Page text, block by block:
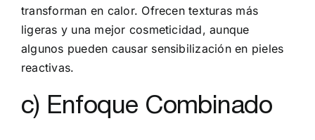
transforman en calor. Ofrecen texturas más
ligeras y una mejor cosmeticidad, aunque
algunos pueden causar sensibilización en pieles
reactivas.
c) Enfoque Combinado